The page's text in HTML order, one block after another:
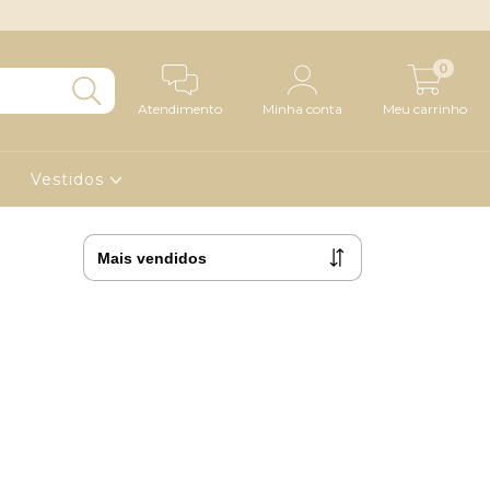
Atendimento Minha conta Meu carrinho
0
Vestidos